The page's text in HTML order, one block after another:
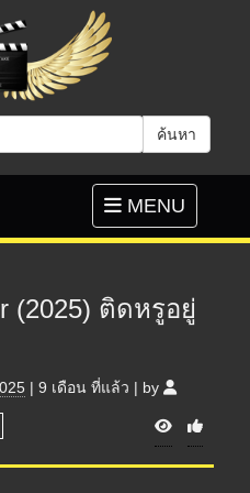
ค้นหา
Toggle
navigation
MENU
(2025) ติดหรูอยู่
| 9 เดือน ที่แล้ว | by
V
i